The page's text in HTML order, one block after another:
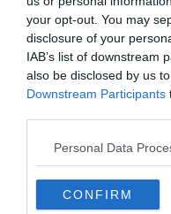
your opt-out. You may
disclosure of your
IAB’s list of downstream
also be disclosed by us
Downstream Participants
Personal Data
CONFIRM
Budget :€€
Les plus du